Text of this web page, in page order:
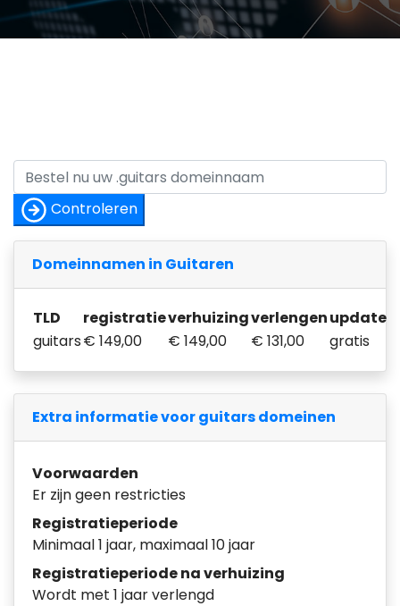
Controleren
Domeinnamen in Guitaren
TLD registratieverhuizingverlengenupdate
guitars€ 149,00 € 149,00 € 131,00 gratis
Extra informatie voor guitars domeinen
Voorwaarden
Er zijn geen restricties
Registratieperiode
Minimaal 1 jaar, maximaal 10 jaar
Registratieperiode na verhuizing
Wordt met 1 jaar verlengd